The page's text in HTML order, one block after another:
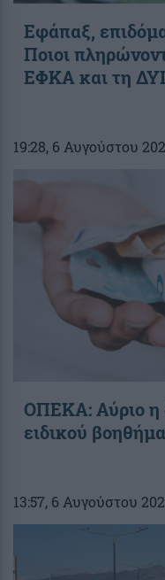
Εφάπαξ,
Ποιοι
ΕΦΚΑ και τη
19:28, 6 Αυγούστου
ΟΠΕΚΑ: Αύριο η
ειδικού
13:57, 6 Αυγούστου